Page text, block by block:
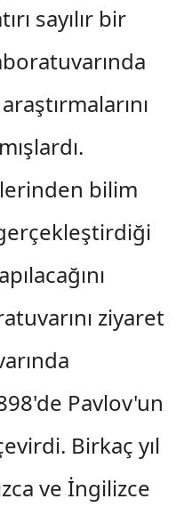
sayılır bir
bilim
ziyaret
Pavlov'un
Birkaç yıl
ve İngilizce